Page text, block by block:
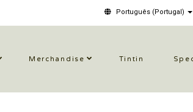
Português (Portugal)
Merchandise Tintin